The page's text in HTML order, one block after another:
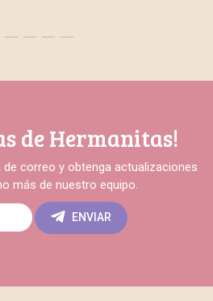
de Hermanitas!
correo y obtenga actualizaciones
más de nuestro equipo.
ENVIAR